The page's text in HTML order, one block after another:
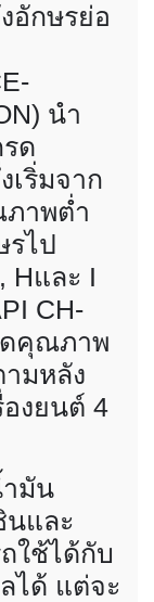
อักษรย่อ
นำ
ด
ริ่มจาก
ภาพต่ำ
รไป
Hและ I
CH-
ดคุณภาพ
มหลัง
งยนต์ 4
มัน
นและ
ใช้ได้กับ
ได้ แต่จะ